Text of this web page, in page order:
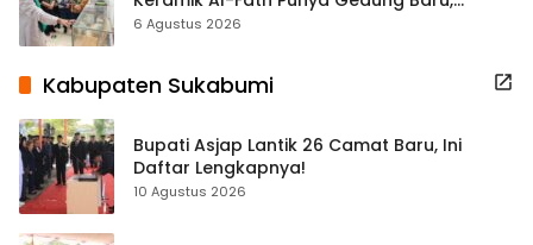
Hampir 500 Koleksi Dipisahkan
6 Agustus 2026
Kabupaten Sukabumi
Bupati Asjap Lantik 26 Camat Baru, Ini
Daftar Lengkapnya!
10 Agustus 2026